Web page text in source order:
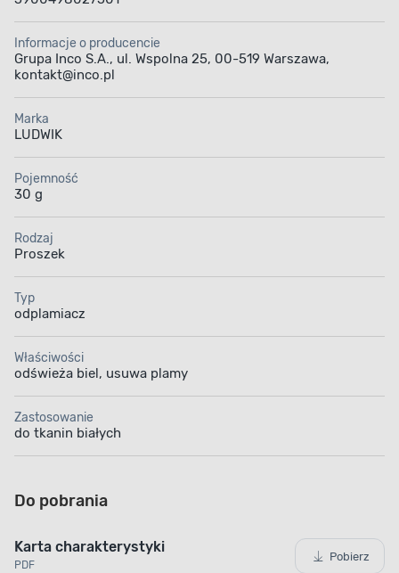
Informacje o producencie
Grupa Inco S.A., ul. Wspolna 25, 00-519 Warszawa,
kontakt@inco.pl
Marka
LUDWIK
Pojemność
30 g
Rodzaj
Proszek
Typ
odplamiacz
Właściwości
odświeża biel, usuwa plamy
Zastosowanie
do tkanin białych
Do pobrania
Karta charakterystyki
PDF
Pobierz